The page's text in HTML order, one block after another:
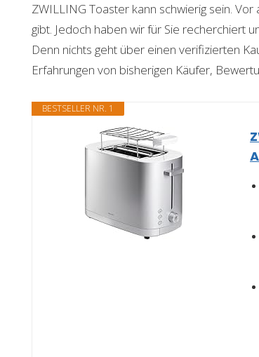
ZWILLING Toaster kann schwierig sein.
gibt. Jedoch haben wir für Sie recherchiert
Denn nichts geht über einen verifizierten
Erfahrungen von bisherigen Käufer,
BESTSELLER NR. 1